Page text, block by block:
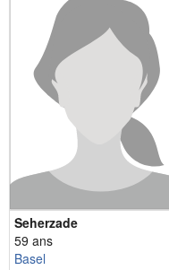
Seherzade
59 ans
Basel